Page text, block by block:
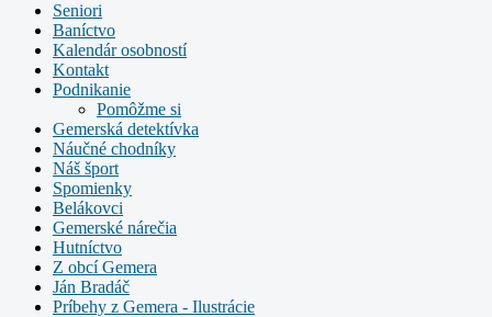
Seniori
Baníctvo
Kalendár osobností
Kontakt
Podnikanie
Pomôžme si
Gemerská detektívka
Náučné chodníky
Náš šport
Spomienky
Belákovci
Gemerské nárečia
Hutníctvo
Z obcí Gemera
Ján Bradáč
Príbehy z Gemera - Ilustrácie